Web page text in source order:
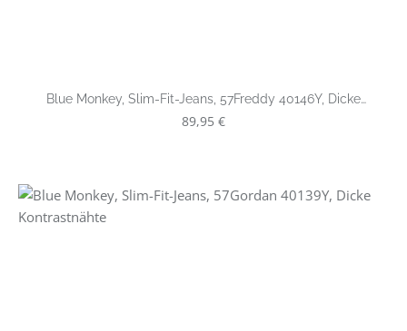
Blue Monkey, Slim-Fit-Jeans, 57Freddy 40146Y, Dicke
Kontrastnähte
Regulärer Preis:
89,95 €